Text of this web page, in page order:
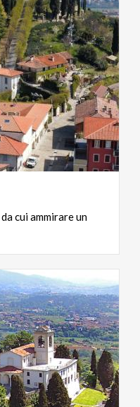
dacuiammirareun